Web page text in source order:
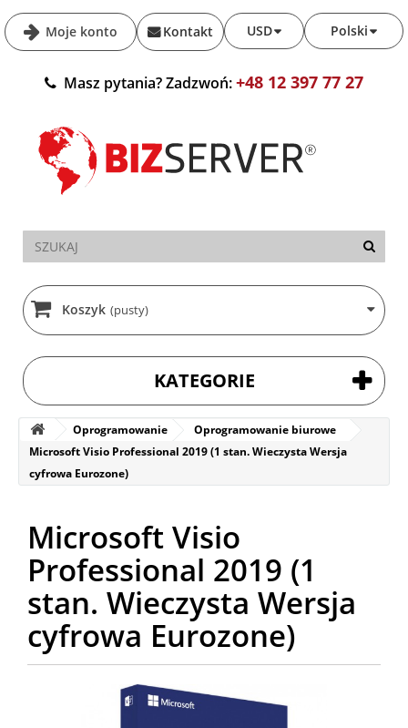
Moje konto Polski
USD
Kontakt
Masz pytania? Zadzwoń:+48 12 397 77 27
Koszyk (pusty)
KATEGORIE
Oprogramowanie
Oprogramowanie biurowe
Microsoft Visio Professional 2019 (1 stan. Wieczysta Wersja
cyfrowa Eurozone)
Microsoft Visio
Professional 2019 (1
stan. Wieczysta Wersja
cyfrowa Eurozone)